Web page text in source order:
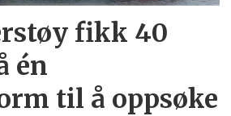
fikk 40
én
til å oppsøke